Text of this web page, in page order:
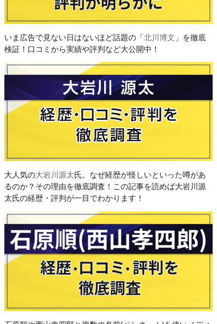
いま広告で見ない日はないほど話題の「北川博文 」を徹底
検証！口コミから実績や評判など大公開中！
大人気の大岩川源太氏。なぜ経歴が怪しいといった噂があ
るのか？その理由を徹底調査！この記事を読めば大岩川源
太氏の経歴・評判が一目でわかります！